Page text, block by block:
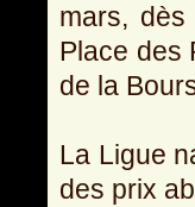
mars,
Place des
de la
La Ligue
des prix